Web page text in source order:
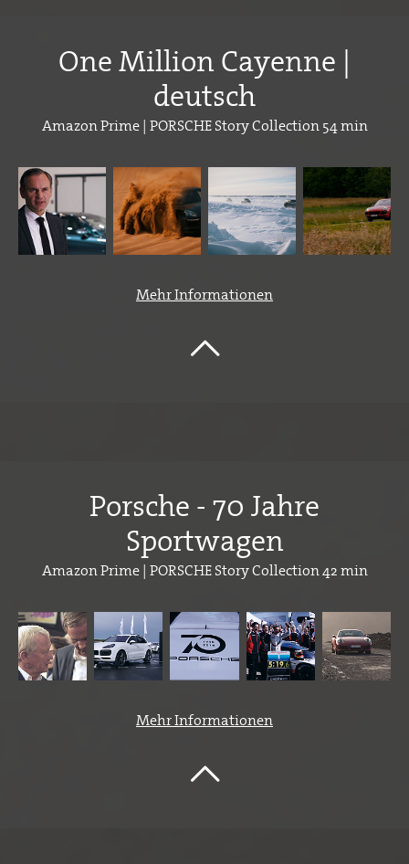
One Million Cayenne |
deutsch
Amazon Prime | PORSCHE Story Collection 54 min
Mehr Informationen
Porsche - 70 Jahre
Sportwagen
Amazon Prime | PORSCHE Story Collection 42 min
Mehr Informationen